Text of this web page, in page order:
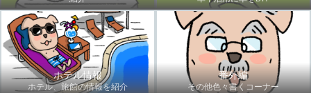
ホテル情報
ホテル、旅館の情報を紹介
番外編
その他色々書くコーナー